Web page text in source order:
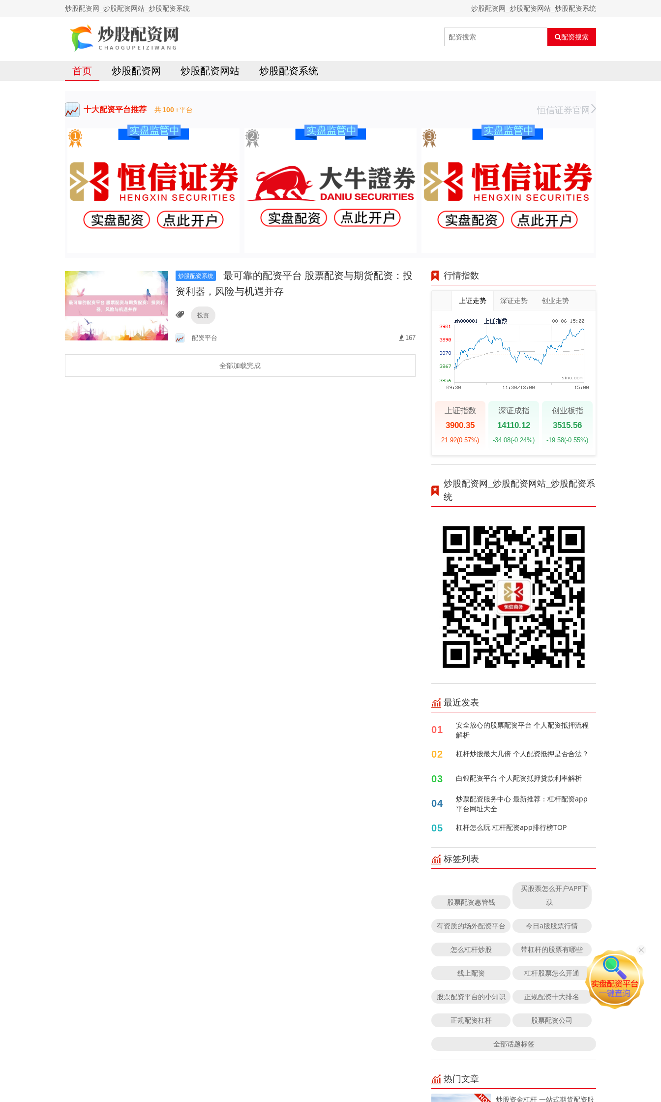
炒股配资网_炒股配资网站_炒股配资系统 炒股配资网_炒股配资网站_炒股配资系统
配资搜索
首页 炒股配资网 炒股配资网站 炒股配资系统
十大配资平台推荐 共100+平台 恒信证券官网
炒股配资系统
最可靠的配资平台 股票配资与期货配资：投
资利器，风险与机遇并存
投资
配资平台 167
全部加载完成
行情指数
上证走势 深证走势 创业走势
上证指数
3900.35
21.92(0.57%)
深证成指
14110.12
-34.08(-0.24%)
创业板指
3515.56
-19.58(-0.55%)
炒股配资网_炒股配资网站_炒股配资系
统
最近发表
01
安全放心的股票配资平台 个人配资抵押流程
解析
02 杠杆炒股最大几倍 个人配资抵押是否合法？
03 白银配资平台 个人配资抵押贷款利率解析
04
炒票配资服务中心 最新推荐：杠杆配资app
平台网址大全
05 杠杆怎么玩 杠杆配资app排行榜TOP
标签列表
股票配资惠管钱
买股票怎么开户APP下
载
有资质的场外配资平台 今日a股股票行情
怎么杠杆炒股 带杠杆的股票有哪些
线上配资 杠杆股票怎么开通
股票配资平台的小知识 正规配资十大排名
正规配资杠杆 股票配资公司
全部话题标签
热门文章
炒股资金杠杆 一站式期货配资服